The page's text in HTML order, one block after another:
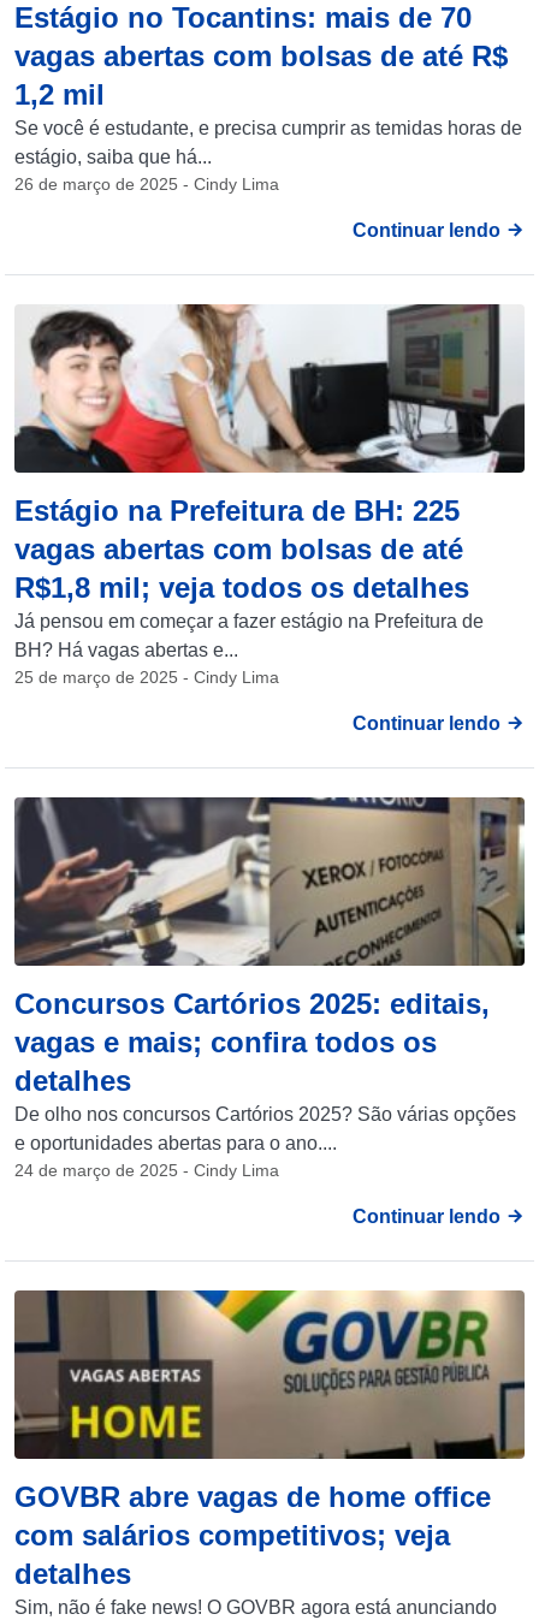
Estágio no Tocantins: mais de 70
vagas abertas com bolsas de até R$
1,2 mil
Se você é estudante, e precisa cumprir as temidas horas de
estágio, saiba que há...
26 de março de 2025 - Cindy Lima
Continuar lendo
Estágio na Prefeitura de BH: 225
vagas abertas com bolsas de até
R$1,8 mil; veja todos os detalhes
Já pensou em começar a fazer estágio na Prefeitura de
BH? Há vagas abertas e...
25 de março de 2025 - Cindy Lima
Continuar lendo
Concursos Cartórios 2025: editais,
vagas e mais; confira todos os
detalhes
De olho nos concursos Cartórios 2025? São várias opções
e oportunidades abertas para o ano....
24 de março de 2025 - Cindy Lima
Continuar lendo
GOVBR abre vagas de home office
com salários competitivos; veja
detalhes
Sim, não é fake news! O GOVBR agora está anunciando